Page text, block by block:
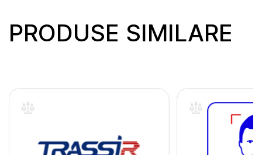
PRODUSE SIMILARE